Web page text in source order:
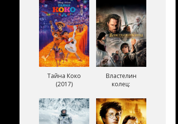
Тайна Коко
(2017)
Властелин
колец:
короля (2003)